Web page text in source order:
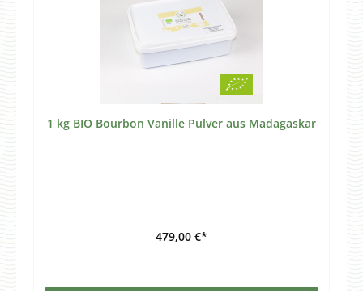
1 kg BIO Bourbon Vanille Pulver aus Madagaskar
479,00 €*